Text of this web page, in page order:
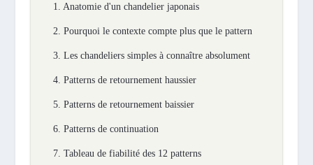
1. Anatomie d'un chandelier japonais
2. Pourquoi le contexte compte plus que le pattern
3. Les chandeliers simples à connaître absolument
4. Patterns de retournement haussier
5. Patterns de retournement baissier
6. Patterns de continuation
7. Tableau de fiabilité des 12 patterns